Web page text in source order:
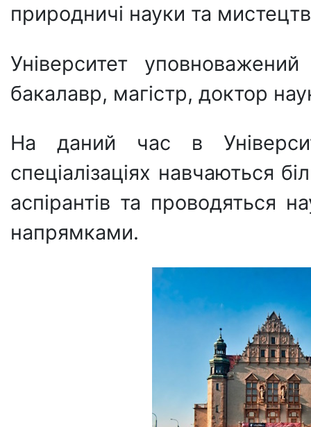
природничі науки та
Університет
бакалавр, магістр, доктор
На даний час в
спеціалізаціях навчаються
аспірантів та проводяться
напрямками.